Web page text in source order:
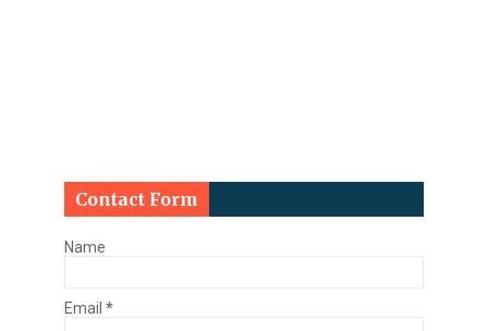
Contact Form
Name
Email *